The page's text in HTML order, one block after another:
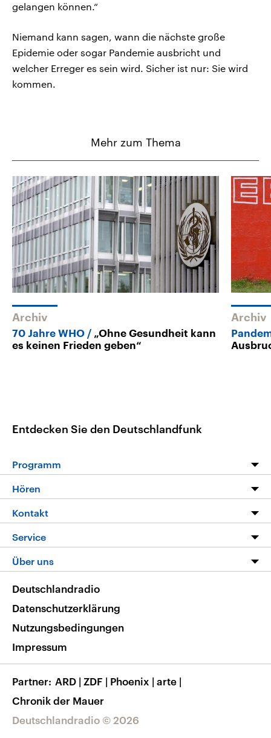
gelangen können.“
Niemand kann sagen, wann die nächste große
Epidemie oder sogar Pandemie ausbricht und
welcher Erreger es sein wird. Sicher ist nur: Sie wird
kommen.
Mehr zum Thema
Archiv
70 Jahre WHO
„Ohne Gesundheit kann
es keinen Frieden geben“
Archiv
Entdecken Sie den Deutschlandfunk
Programm
Programm
Die Nachrichten
Nachrichtenleicht
Neue Beiträge auf dlf.de
Hören
Livestream
Podcasts
Deutschlandfunk App
Nachrichten App
Frequenzen
Kontakt
Hörerservice
Service
Veranstaltungen
Musikliste
RSS
Über uns
Barrierefreiheit
Deutschlandradio © 2026
Deutschlandradio
Datenschutzerklärung
Nutzungsbedingungen
Impressum
Partner ARD | ZDF | Phoenix | arte |
Chronik der Mauer